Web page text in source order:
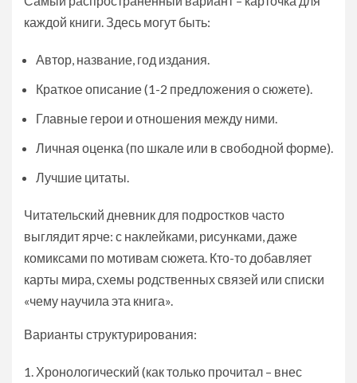
каждой книги. Здесь могут быть:
Автор, название, год издания.
Краткое описание (1-2 предложения о сюжете).
Главные герои и отношения между ними.
Личная оценка (по шкале или в свободной форме).
Лучшие цитаты.
Читательский дневник для подростков часто
выглядит ярче: с наклейками, рисунками, даже
комиксами по мотивам сюжета. Кто-то добавляет
карты мира, схемы родственных связей или списки
«чему научила эта книга».
Варианты структурирования:
Хронологический (как только прочитал – внес